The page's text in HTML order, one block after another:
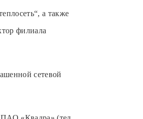
а также
филиала
сетевой